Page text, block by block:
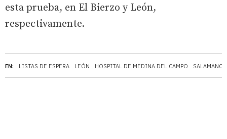
EN: LISTAS DE ESPERA LEÓN HOSPITAL DE MEDINA DEL CAMPO SALAMANCA
esta prueba, en El Bierzo y León,
respectivamente.